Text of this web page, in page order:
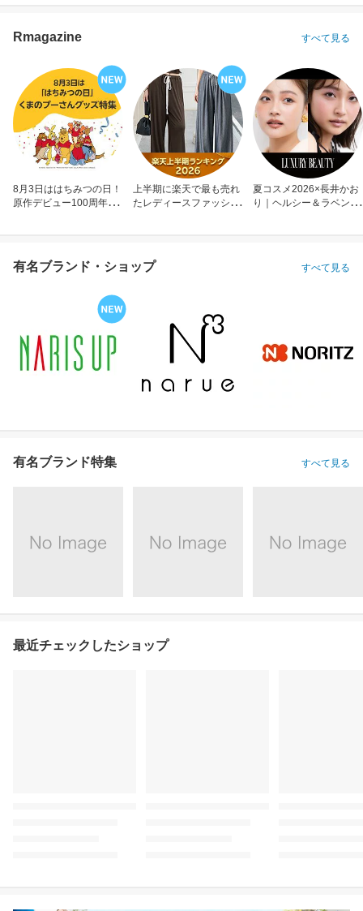
Rmagazine すべて見る
8月3日ははちみつの日！
原作デビュー100周年も
上半期に楽天で最も売れ
たレディースファッショ
夏コスメ2026×長井かお
り｜ヘルシー＆ラベンダ
有名ブランド・ショップ すべて見る
有名ブランド特集 すべて見る
最近チェックしたショップ